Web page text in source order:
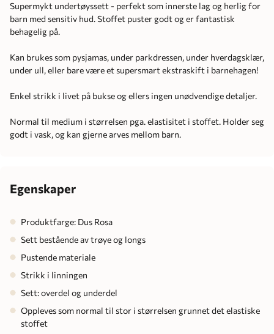
Supermykt undertøyssett - perfekt som innerste lag og herlig for
barn med sensitiv hud. Stoffet puster godt og er fantastisk
behagelig på.
Kan brukes som pysjamas, under parkdressen, under hverdagsklær,
under ull, eller bare være et supersmart ekstraskift i barnehagen!
Enkel strikk i livet på bukse og ellers ingen unødvendige detaljer.
Normal til medium i størrelsen pga. elastisitet i stoffet. Holder seg
godt i vask, og kan gjerne arves mellom barn.
Egenskaper
Produktfarge: Dus Rosa
Sett bestående av trøye og longs
Pustende materiale
Strikk i linningen
Sett: overdel og underdel
Oppleves som normal til stor i størrelsen grunnet det elastiske
stoffet